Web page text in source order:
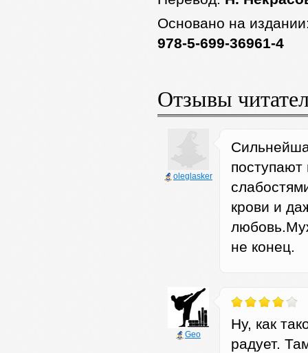
Основано на
978-5-699-36961-4
Отзывы
oleglasker
крови и
не конец.
Geo
Ну, как
радует.